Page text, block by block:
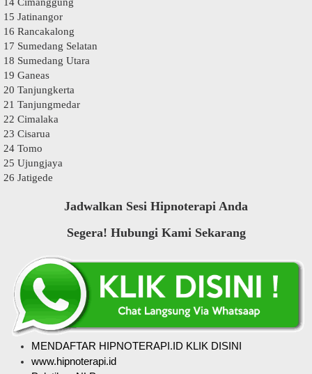
15 Jatinangor
16 Rancakalong
17 Sumedang Selatan
18 Sumedang Utara
19 Ganeas
20 Tanjungkerta
21 Tanjungmedar
22 Cimalaka
23 Cisarua
24 Tomo
25 Ujungjaya
26 Jatigede
Jadwalkan Sesi Hipnoterapi Anda
Segera! Hubungi Kami Sekarang
MENDAFTAR HIPNOTERAPI.ID KLIK DISINI
www.hipnoterapi.id